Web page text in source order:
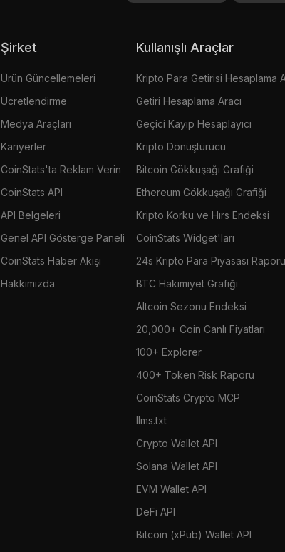
Şirket
Ürün Güncellemeleri
Ücretlendirme
Medya Araçları
Kariyerler
CoinStats'ta Reklam Verin
CoinStats API
API Belgeleri
Genel API Gösterge Paneli
CoinStats Haber Akışı
Hakkımızda
Kullanışlı Araçlar
Kripto Para Getirisi Hesaplama
Getiri Hesaplama Aracı
Geçici Kayıp Hesaplayıcı
Kripto Dönüştürücü
Bitcoin Gökkuşağı Grafiği
Ethereum Gökkuşağı Grafiği
Kripto Korku ve Hırs Endeksi
CoinStats Widget'ları
24s Kripto Para Piyasası Raporu
BTC Hakimiyet Grafiği
Altcoin Sezonu Endeksi
20,000+ Coin Canlı Fiyatları
100+ Explorer
400+ Token Risk Raporu
CoinStats Crypto MCP
llms.txt
Crypto Wallet API
Solana Wallet API
EVM Wallet API
DeFi API
Bitcoin (xPub) Wallet API